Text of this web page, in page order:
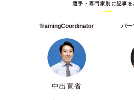
選手・専門家別に記事を
TrainingCoordinator
中出寛省
パー